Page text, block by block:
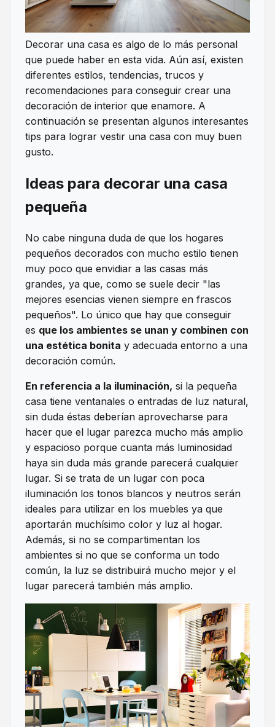
Decorar una casa es algo de lo más personal
que puede haber en esta vida. Aún así, existen
diferentes estilos, tendencias, trucos y
recomendaciones para conseguir crear una
decoración de interior que enamore. A
continuación se presentan algunos interesantes
tips para lograr vestir una casa con muy buen
gusto.
Ideas para decorar una casa
pequeña
No cabe ninguna duda de que los hogares
pequeños decorados con mucho estilo tienen
muy poco que envidiar a las casas más
grandes, ya que, como se suele decir "las
mejores esencias vienen siempre en frascos
pequeños". Lo único que hay que conseguir
es que los ambientes se unan y combinen con
una estética bonita y adecuada entorno a una
decoración común.
En referencia a la iluminación, si la pequeña
casa tiene ventanales o entradas de luz natural,
sin duda éstas deberían aprovecharse para
hacer que el lugar parezca mucho más amplio
y espacioso porque cuanta más luminosidad
haya sin duda más grande parecerá cualquier
lugar. Si se trata de un lugar con poca
iluminación los tonos blancos y neutros serán
ideales para utilizar en los muebles ya que
aportarán muchísimo color y luz al hogar.
Además, si no se compartimentan los
ambientes si no que se conforma un todo
común, la luz se distribuirá mucho mejor y el
lugar parecerá también más amplio.